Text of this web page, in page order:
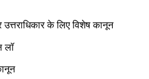
उत्तराधिकार के लिए विशेष कानून
लॉ